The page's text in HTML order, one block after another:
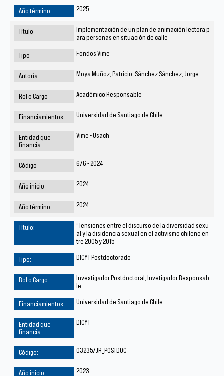
2025
Implementación de un plan de animación lectora p
ara personas en situación de calle
Fondos Vime
Moya Muñoz, Patricio; Sánchez Sánchez, Jorge
Académico Responsable
Universidad de Santiago de Chile
Vime - Usach
676 - 2024
2024
2024
“Tensiones entre el discurso de la diversidad sexu
al y la disidencia sexual en el activismo chileno en
tre 2005 y 2015”
DICYT Postdoctorado
Investigador Postdoctoral, Invetigador Responsab
le
Universidad de Santiago de Chile
DICYT
032357JR_POSTDOC
2023